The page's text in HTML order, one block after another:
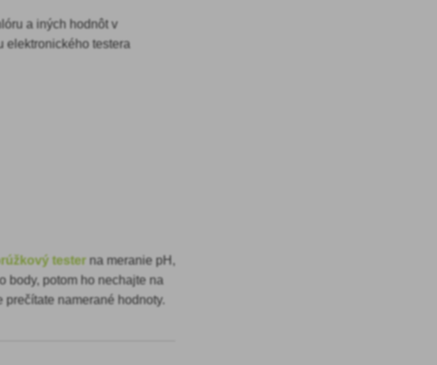
tester na meranie pH,
body, potom ho nechajte na
namerané hodnoty.